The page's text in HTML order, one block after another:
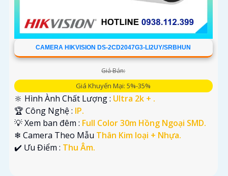
CAMERA HIKVISION DS-2CD2047G3-LI2UY/SRBHUN
Giá Bán:
Giá Khuyến Mại: 5%-35%
🔆 Hình Ành Chất Lượng : Ultra 2k + .
🏆 Công Nghệ : IP.
💡 Xem ban đêm : Full Color 30m Hồng Ngoại SMD.
❄ Camera Theo Mẫu Thân Kim loại + Nhựa.
️✔️ Ưu Điểm : Thu Âm.